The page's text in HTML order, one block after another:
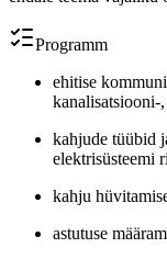
Programm
ehitise
kanalisatsiooni-
kahjude tüübid
elektrisüsteemi
kahju
astutuse